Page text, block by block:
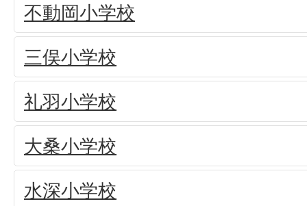
不動岡小学校
三俣小学校
礼羽小学校
大桑小学校
水深小学校